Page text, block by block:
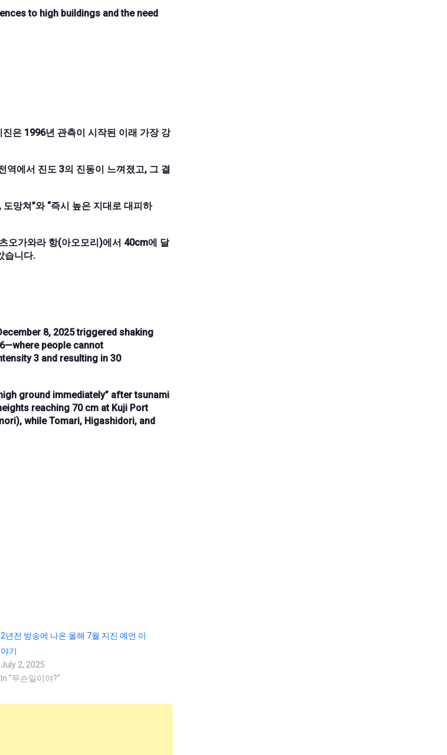
to high buildings and the need
은 1996년 관측이 시작된 이래 가장 강
역에서 진도 3의 진동이 느껴졌고, 그 결
망쳐”와 “즉시 높은 지대로 대피하
오가와라 항(아오모리)에서 40cm에 달
습니다.
8, 2025triggered shaking
—where people cannot
3 and resulting in 30
ground immediately” after tsunami
reaching 70 cm at Kuji Port
, whileTomari, Higashidori, and
2년전 방송에 나온 올해 7월 지진 예언 이
야기
July 2, 2025
In "무슨일이야?"